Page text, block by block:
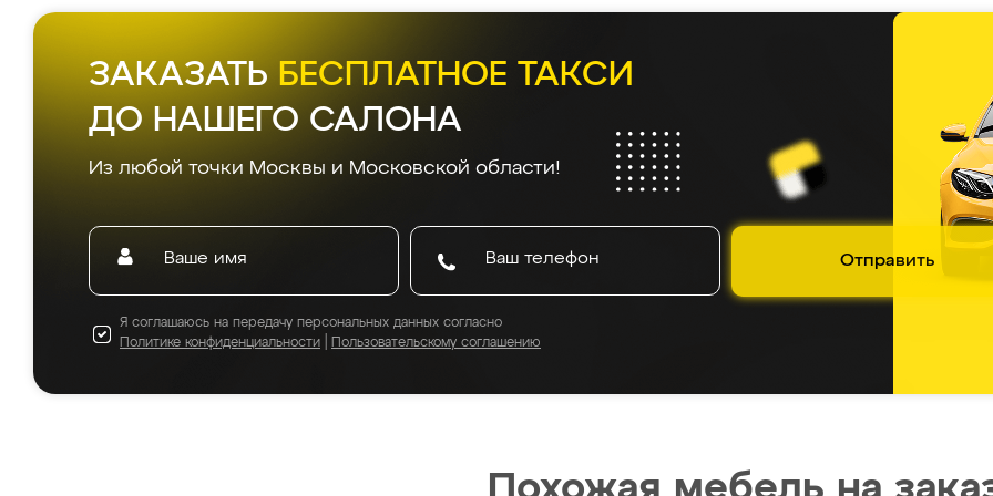
ЗАКАЗАТЬ БЕСПЛАТНОЕ ТАКСИ
ДО НАШЕГО САЛОНА
Из любой точки Москвы и Московской области!
Отправить
Я соглашаюсь на передачу персональных данных согласно
Политике конфиденциальности
Пользовательскому соглашению